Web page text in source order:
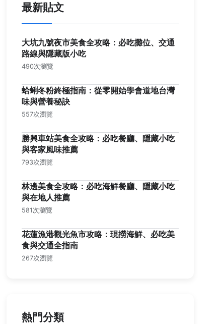
最新貼文
大坑九號夜市美食全攻略：必吃攤位、交通
路線與隱藏版小吃
490次瀏覽
蛤蜊冬粉終極指南：從零開始學會道地台灣
味與營養秘訣
557次瀏覽
勝興車站美食全攻略：必吃餐廳、隱藏小吃
與客家風味推薦
793次瀏覽
林邊美食全攻略：必吃海鮮餐廳、隱藏小吃
與在地人推薦
581次瀏覽
花蓮漁港觀光魚市攻略：現撈海鮮、必吃美
食與交通全指南
267次瀏覽
熱門分類